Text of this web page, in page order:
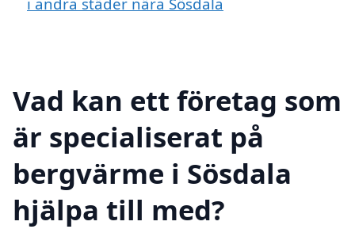
Vad kan ett företag som
är specialiserat på
bergvärme i Sösdala
hjälpa till med?